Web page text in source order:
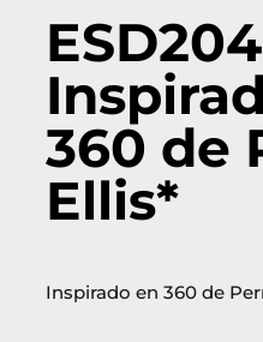
360 de
Ellis*
Inspirado en 360 de